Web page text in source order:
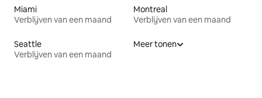
Miami
Verblijven van een maand
Montreal
Verblijven van een maand
Seattle
Verblijven van een maand
Meer tonen